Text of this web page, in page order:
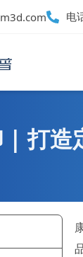
电
| 打造